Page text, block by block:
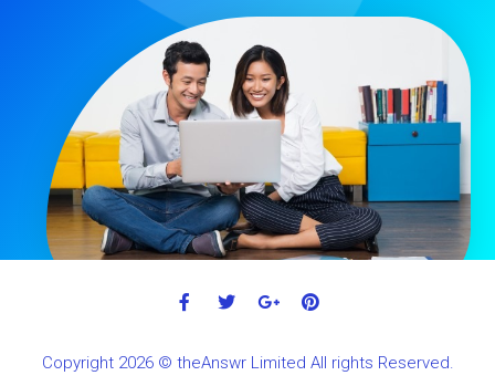
Copyright 2026 © theAnswr Limited All rights Reserved.